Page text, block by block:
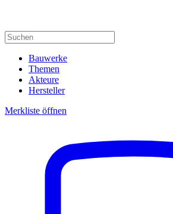
Bauwerke
Themen
Akteure
Hersteller
Merkliste öffnen